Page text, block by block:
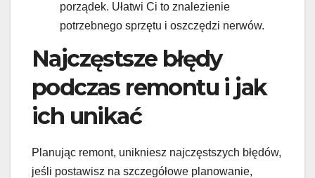
porządek. Ułatwi Ci to znalezienie
potrzebnego sprzętu i oszczędzi nerwów.
Najczęstsze błędy
podczas remontu i jak
ich unikać
Planując remont, unikniesz najczęstszych błędów,
jeśli postawisz na szczegółowe planowanie,